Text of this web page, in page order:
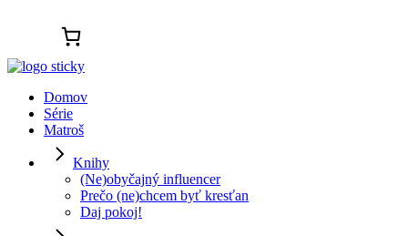
Domov
Série
Matroš
Knihy
(Ne)obyčajný influencer
Prečo (ne)chcem byť kresťan
Daj pokoj!